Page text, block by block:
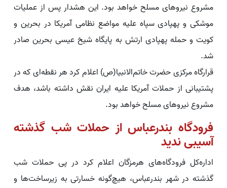
مشروع نیروهای مسلح خواهد بود. این هشدار پس از عملیات
موشکی و پهپادی سپاه علیه مواضع نظامی آمریکا در بحرین و
کویت و حمله پهپادی ارتش به پایگاه شیخ عیسی بحرین صادر
شد.
قرارگاه مرکزی حضرت خاتم‌الانبیا(ص) اعلام کرد هر نقطه‌ای که در
پشتیبانی از حملات آمریکا علیه ایران نقش داشته باشد، هدف
مشروع نیروهای مسلح خواهد بود.
فرودگاه بندرعباس از حملات شب گذشته
آسیبی ندید
اداره‌کل فرودگاه‌های هرمزگان اعلام کرد در پی حملات شب
گذشته در شهر بندرعباس، هیچ‌گونه خسارتی به زیرساخت‌ها و